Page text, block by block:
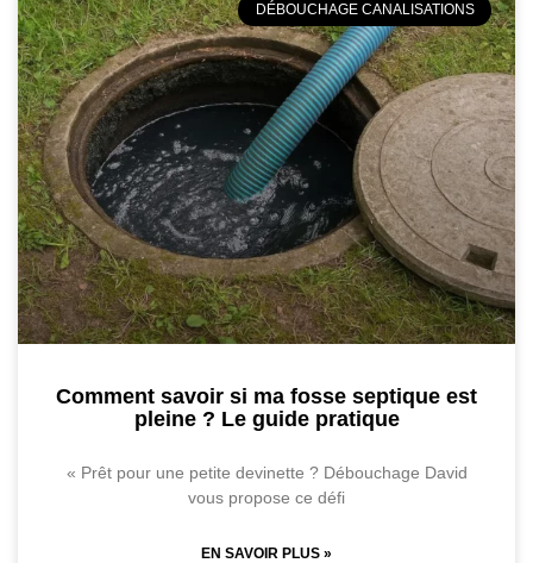
DÉBOUCHAGE CANALISATIONS
Comment savoir si ma fosse septique est
pleine ? Le guide pratique
« Prêt pour une petite devinette ? Débouchage David
vous propose ce défi
EN SAVOIR PLUS »